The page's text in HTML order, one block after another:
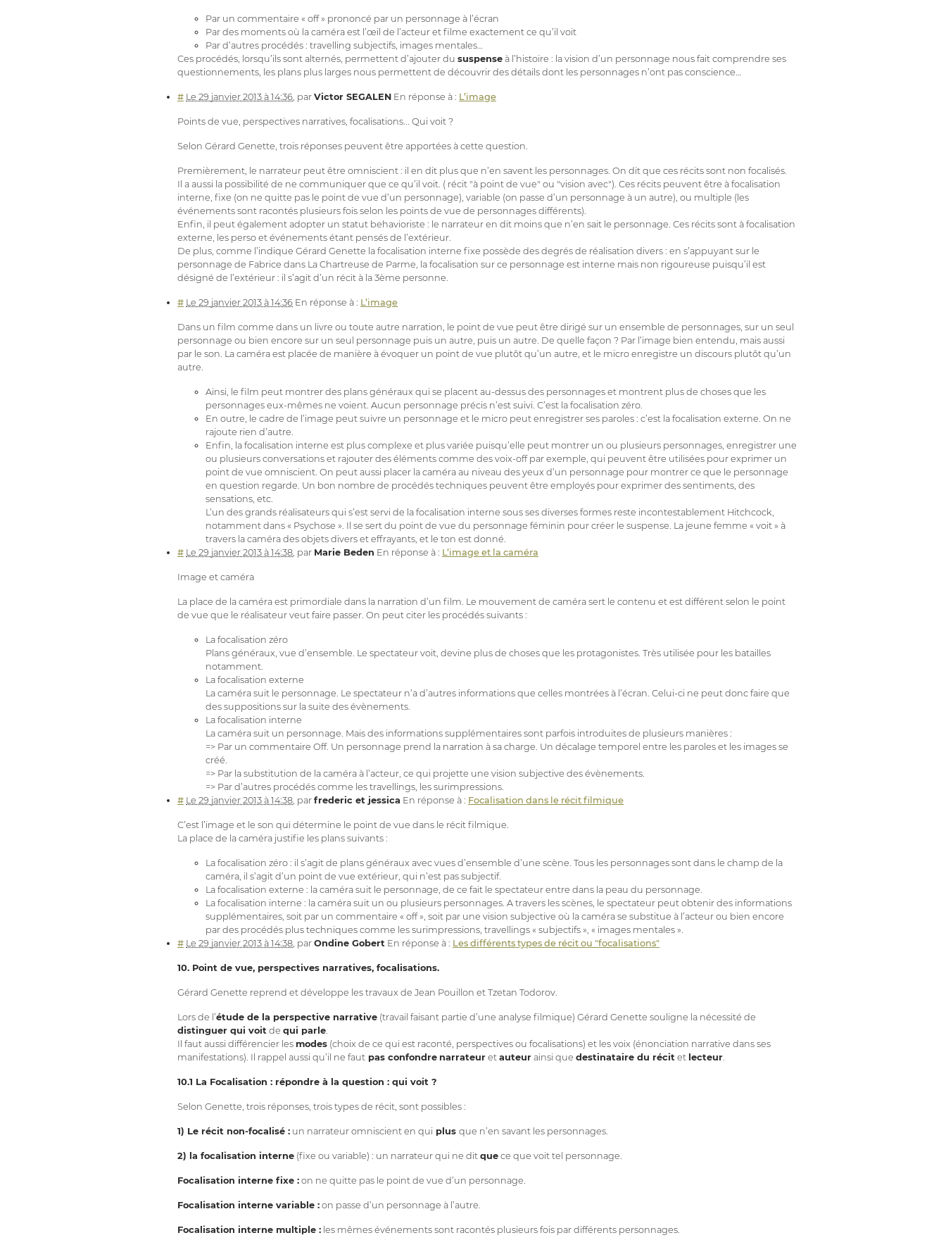
Par un commentaire « off » prononcé par un personnage à l’écran
Par des moments où la caméra est l’œil de l’acteur et filme exactement ce qu’il voit
Par d’autres procédés : travelling subjectifs, images mentales…
Ces procédés, lorsqu’ils sont alternés, permettent d’ajouter du suspense à l’histoire : la vision d’un personnage nous fait comprendre ses
questionnements, les plans plus larges nous permettent de découvrir des détails dont les personnages n’ont pas conscience…
# Le 29 janvier 2013 à 14:36, par Victor SEGALEN En réponse à : L’image
Points de vue, perspectives narratives, focalisations... Qui voit ?
Selon Gérard Genette, trois réponses peuvent être apportées à cette question.
Premièrement, le narrateur peut être omniscient : il en dit plus que n’en savent les personnages. On dit que ces récits sont non focalisés.
Il a aussi la possibilité de ne communiquer que ce qu’il voit. ( récit "à point de vue" ou "vision avec"). Ces récits peuvent être à focalisation
interne, fixe (on ne quitte pas le point de vue d’un personnage), variable (on passe d’un personnage à un autre), ou multiple (les
événements sont racontés plusieurs fois selon les points de vue de personnages différents).
Enfin, il peut également adopter un statut behavioriste : le narrateur en dit moins que n’en sait le personnage. Ces récits sont à focalisation
externe, les perso et événements étant pensés de l’extérieur.
De plus, comme l’indique Gérard Genette la focalisation interne fixe possède des degrés de réalisation divers : en s’appuyant sur le
personnage de Fabrice dans La Chartreuse de Parme, la focalisation sur ce personnage est interne mais non rigoureuse puisqu’il est
désigné de l’extérieur : il s’agit d’un récit à la 3ème personne.
# Le 29 janvier 2013 à 14:36 En réponse à : L’image
Dans un film comme dans un livre ou toute autre narration, le point de vue peut être dirigé sur un ensemble de personnages, sur un seul
personnage ou bien encore sur un seul personnage puis un autre, puis un autre. De quelle façon ? Par l’image bien entendu, mais aussi
par le son. La caméra est placée de manière à évoquer un point de vue plutôt qu’un autre, et le micro enregistre un discours plutôt qu’un
autre.
Ainsi, le film peut montrer des plans généraux qui se placent au-dessus des personnages et montrent plus de choses que les
personnages eux-mêmes ne voient. Aucun personnage précis n’est suivi. C’est la focalisation zéro.
En outre, le cadre de l’image peut suivre un personnage et le micro peut enregistrer ses paroles : c’est la focalisation externe. On ne
rajoute rien d’autre.
Enfin, la focalisation interne est plus complexe et plus variée puisqu’elle peut montrer un ou plusieurs personnages, enregistrer une
ou plusieurs conversations et rajouter des éléments comme des voix-off par exemple, qui peuvent être utilisées pour exprimer un
point de vue omniscient. On peut aussi placer la caméra au niveau des yeux d’un personnage pour montrer ce que le personnage
en question regarde. Un bon nombre de procédés techniques peuvent être employés pour exprimer des sentiments, des
sensations, etc.
L’un des grands réalisateurs qui s’est servi de la focalisation interne sous ses diverses formes reste incontestablement Hitchcock,
notamment dans « Psychose ». Il se sert du point de vue du personnage féminin pour créer le suspense. La jeune femme « voit » à
travers la caméra des objets divers et effrayants, et le ton est donné.
# Le 29 janvier 2013 à 14:38, par Marie Beden En réponse à : L’image et la caméra
Image et caméra
La place de la caméra est primordiale dans la narration d’un film. Le mouvement de caméra sert le contenu et est différent selon le point
de vue que le réalisateur veut faire passer. On peut citer les procédés suivants :
La focalisation zéro
Plans généraux, vue d’ensemble. Le spectateur voit, devine plus de choses que les protagonistes. Très utilisée pour les batailles
notamment.
La focalisation externe
La caméra suit le personnage. Le spectateur n’a d’autres informations que celles montrées à l’écran. Celui-ci ne peut donc faire que
des suppositions sur la suite des évènements.
La focalisation interne
La caméra suit un personnage. Mais des informations supplémentaires sont parfois introduites de plusieurs manières :
=> Par un commentaire Off. Un personnage prend la narration à sa charge. Un décalage temporel entre les paroles et les images se
créé.
=> Par la substitution de la caméra à l’acteur, ce qui projette une vision subjective des évènements.
=> Par d’autres procédés comme les travellings, les surimpressions.
# Le 29 janvier 2013 à 14:38, par frederic et jessica En réponse à : Focalisation dans le récit filmique
C’est l’image et le son qui détermine le point de vue dans le récit filmique.
La place de la caméra justifie les plans suivants :
La focalisation zéro : il s’agit de plans généraux avec vues d’ensemble d’une scène. Tous les personnages sont dans le champ de la
caméra, il s’agit d’un point de vue extérieur, qui n’est pas subjectif.
La focalisation externe : la caméra suit le personnage, de ce fait le spectateur entre dans la peau du personnage.
La focalisation interne : la caméra suit un ou plusieurs personnages. A travers les scènes, le spectateur peut obtenir des informations
supplémentaires, soit par un commentaire « off », soit par une vision subjective où la caméra se substitue à l’acteur ou bien encore
par des procédés plus techniques comme les surimpressions, travellings « subjectifs », « images mentales ».
# Le 29 janvier 2013 à 14:38, par Ondine Gobert En réponse à : Les différents types de récit ou "focalisations"
10. Point de vue, perspectives narratives, focalisations.
Gérard Genette reprend et développe les travaux de Jean Pouillon et Tzetan Todorov.
Lors de l’étude de la perspective narrative (travail faisant partie d’une analyse filmique) Gérard Genette souligne la nécessité de
distinguer qui voit de qui parle.
Il faut aussi différencier les modes (choix de ce qui est raconté, perspectives ou focalisations) et les voix (énonciation narrative dans ses
manifestations). Il rappel aussi qu’il ne faut pas confondre narrateur et auteur ainsi que destinataire du récit et lecteur.
10.1 La Focalisation : répondre à la question : qui voit ?
Selon Genette, trois réponses, trois types de récit, sont possibles :
1) Le récit non-focalisé : un narrateur omniscient en qui plus que n’en savant les personnages.
2) la focalisation interne (fixe ou variable) : un narrateur qui ne dit que ce que voit tel personnage.
Focalisation interne fixe : on ne quitte pas le point de vue d’un personnage.
Focalisation interne variable : on passe d’un personnage à l’autre.
Focalisation interne multiple : les mêmes événements sont racontés plusieurs fois par différents personnages.